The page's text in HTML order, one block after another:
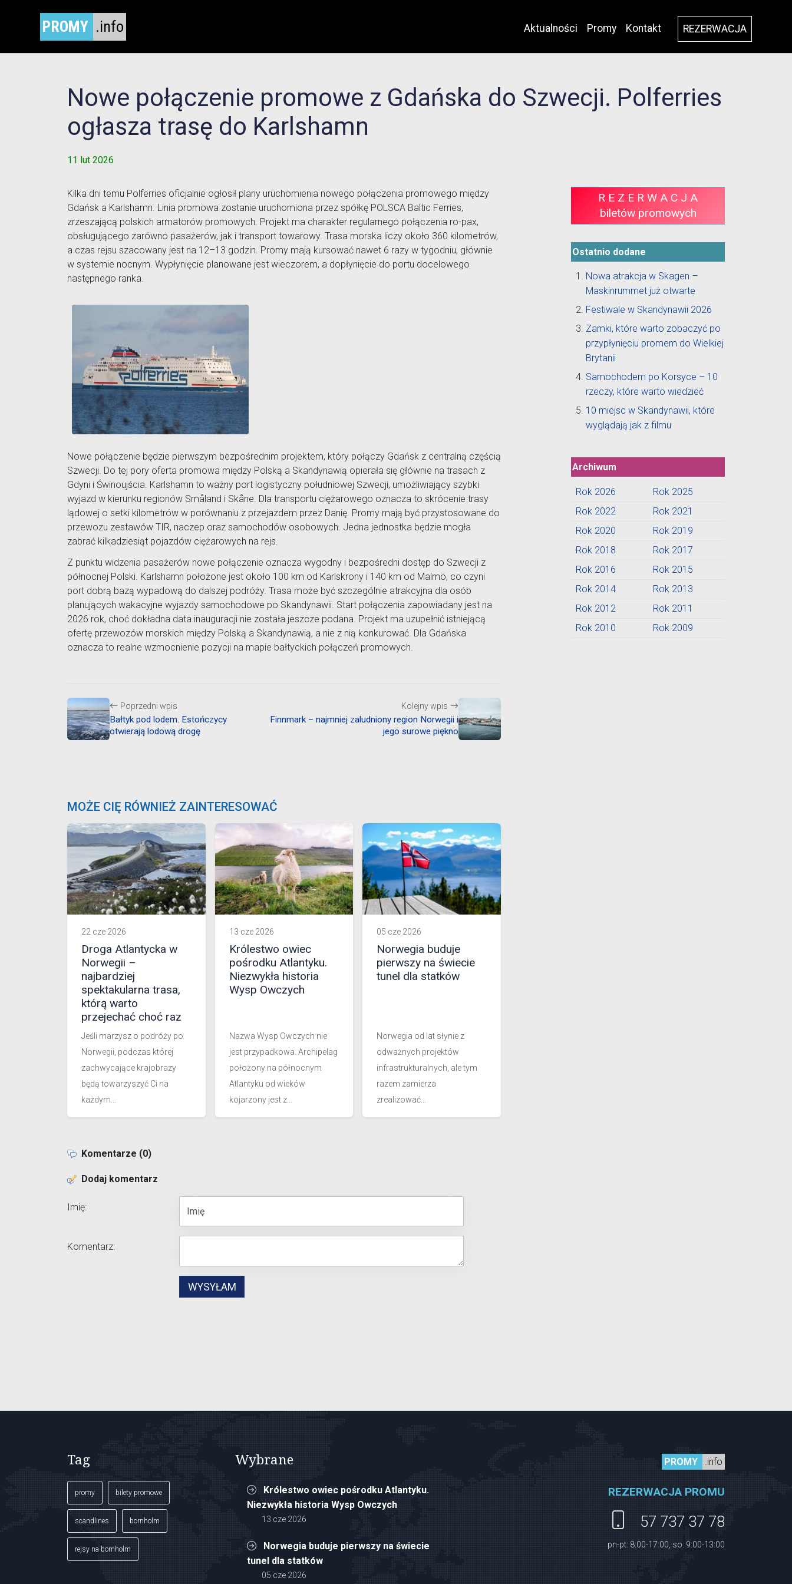
PROMY .info Aktualności Promy Kontakt REZERWACJA
Nowe połączenie promowe z Gdańska do Szwecji. Polferries
ogłasza trasę do Karlshamn
11 lut 2026
Kilka dni temu Polferries oficjalnie ogłosił plany uruchomienia nowego połączenia promowego między
Gdańsk a Karlshamn. Linia promowa zostanie uruchomiona przez spółkę POLSCA Baltic Ferries,
zrzeszającą polskich armatorów promowych. Projekt ma charakter regularnego połączenia ro-pax,
obsługującego zarówno pasażerów, jak i transport towarowy. Trasa morska liczy około 360 kilometrów,
a czas rejsu szacowany jest na 12–13 godzin. Promy mają kursować nawet 6 razy w tygodniu, głównie
w systemie nocnym. Wypłynięcie planowane jest wieczorem, a dopłynięcie do portu docelowego
następnego ranka.
Nowe połączenie będzie pierwszym bezpośrednim projektem, który połączy Gdańsk z centralną częścią
Szwecji. Do tej pory oferta promowa między Polską a Skandynawią opierała się głównie na trasach z
Gdyni i Świnoujścia. Karlshamn to ważny port logistyczny południowej Szwecji, umożliwiający szybki
wyjazd w kierunku regionów Småland i Skåne. Dla transportu ciężarowego oznacza to skrócenie trasy
lądowej o setki kilometrów w porównaniu z przejazdem przez Danię. Promy mają być przystosowane do
przewozu zestawów TIR, naczep oraz samochodów osobowych. Jedna jednostka będzie mogła
zabrać kilkadziesiąt pojazdów ciężarowych na rejs.
Z punktu widzenia pasażerów nowe połączenie oznacza wygodny i bezpośredni dostęp do Szwecji z
północnej Polski. Karlshamn położone jest około 100 km od Karlskrony i 140 km od Malmö, co czyni
port dobrą bazą wypadową do dalszej podróży. Trasa może być szczególnie atrakcyjna dla osób
planujących wakacyjne wyjazdy samochodowe po Skandynawii. Start połączenia zapowiadany jest na
2026 rok, choć dokładna data inauguracji nie została jeszcze podana. Projekt ma uzupełnić istniejącą
ofertę przewozów morskich między Polską a Skandynawią, a nie z nią konkurować. Dla Gdańska
oznacza to realne wzmocnienie pozycji na mapie bałtyckich połączeń promowych.
Poprzedni wpis
Bałtyk pod lodem. Estończycy
otwierają lodową drogę
Kolejny wpis
Finnmark – najmniej zaludniony region Norwegii i
jego surowe piękno
MOŻE CIĘ RÓWNIEŻ ZAINTERESOWAĆ
22 cze 2026
Droga Atlantycka w
Norwegii –
najbardziej
spektakularna trasa,
którą warto
przejechać choć raz
Jeśli marzysz o podróży po
Norwegii, podczas której
zachwycające krajobrazy
będą towarzyszyć Ci na
każdym...
13 cze 2026
Królestwo owiec
pośrodku Atlantyku.
Niezwykła historia
Wysp Owczych
Nazwa Wysp Owczych nie
jest przypadkowa. Archipelag
położony na północnym
Atlantyku od wieków
kojarzony jest z...
05 cze 2026
Norwegia buduje
pierwszy na świecie
tunel dla statków
Norwegia od lat słynie z
odważnych projektów
infrastrukturalnych, ale tym
razem zamierza
zrealizować...
Komentarze (0)
Dodaj komentarz
Imię:
Komentarz:
R E Z E R W A C J A
biletów promowych
Ostatnio dodane
Nowa atrakcja w Skagen –
Maskinrummet już otwarte
Festiwale w Skandynawii 2026
Zamki, które warto zobaczyć po
przypłynięciu promem do Wielkiej
Brytanii
Samochodem po Korsyce – 10
rzeczy, które warto wiedzieć
10 miejsc w Skandynawii, które
wyglądają jak z filmu
Archiwum
Rok 2026
Rok 2025
Rok 2022
Rok 2021
Rok 2020
Rok 2019
Rok 2018
Rok 2017
Rok 2016
Rok 2015
Rok 2014
Rok 2013
Rok 2012
Rok 2011
Rok 2010
Rok 2009
PROMY .info
REZERWACJA PROMU
57 737 37 78
pn-pt: 8:00-17:00, so: 9:00-13:00
Tag
promy bilety promowe
scandlines bornholm
rejsy na bornholm
Wybrane
Królestwo owiec pośrodku Atlantyku.
Niezwykła historia Wysp Owczych
13 cze 2026
Norwegia buduje pierwszy na świecie
tunel dla statków
05 cze 2026